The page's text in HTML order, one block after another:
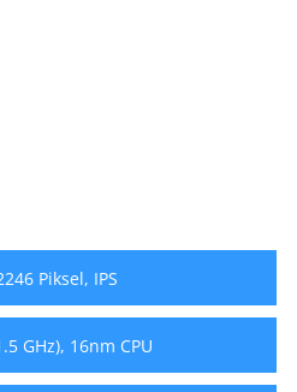
Piksel, IPS
GHz), 16nm CPU